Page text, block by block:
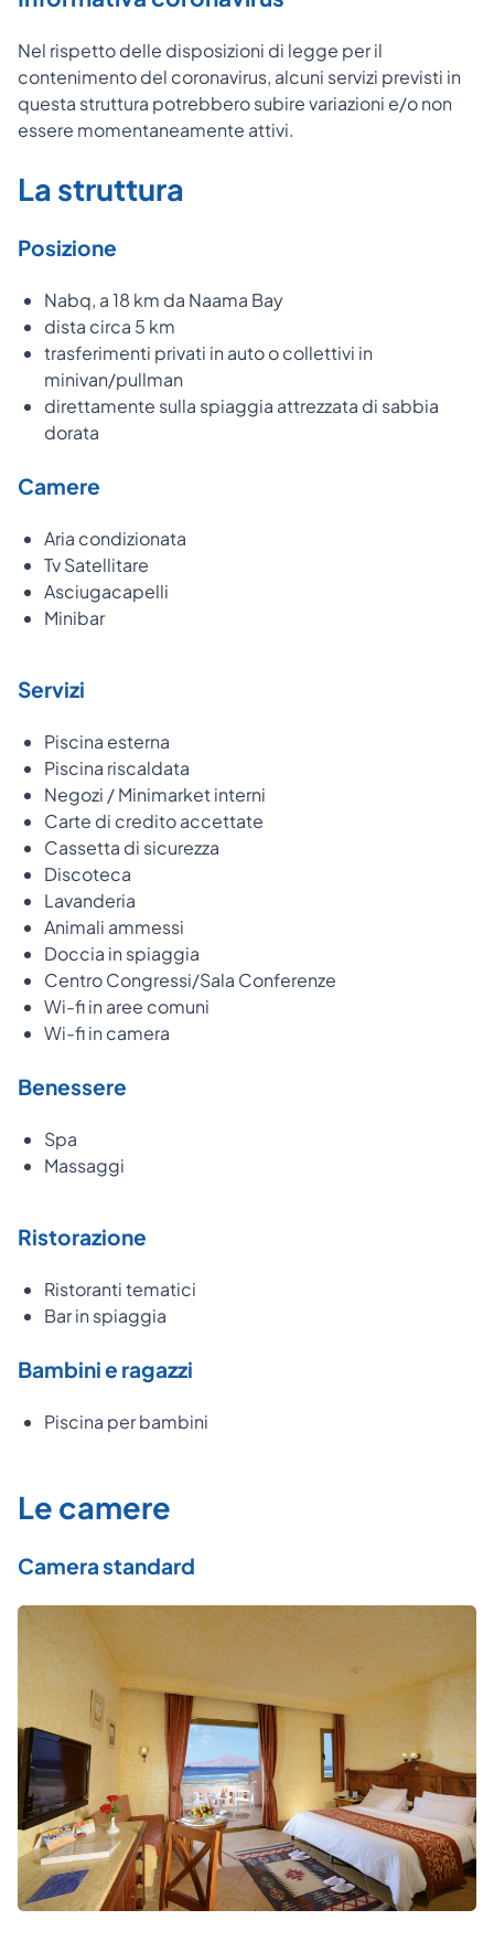
Nel rispetto delle disposizioni di legge per il
contenimento del coronavirus, alcuni servizi previsti in
questa struttura potrebbero subire variazioni e/o non
essere momentaneamente attivi.
La struttura
Posizione
Nabq, a 18 km da Naama Bay
dista circa 5 km
trasferimenti privati in auto o collettivi in
minivan/pullman
direttamente sulla spiaggia attrezzata di sabbia
dorata
Camere
Aria condizionata
Tv Satellitare
Asciugacapelli
Minibar
Servizi
Piscina esterna
Piscina riscaldata
Negozi / Minimarket interni
Carte di credito accettate
Cassetta di sicurezza
Discoteca
Lavanderia
Animali ammessi
Doccia in spiaggia
Centro Congressi/Sala Conferenze
Wi-fi in aree comuni
Wi-fi in camera
Benessere
Spa
Massaggi
Ristorazione
Ristoranti tematici
Bar in spiaggia
Bambini e ragazzi
Piscina per bambini
Le camere
Camera standard